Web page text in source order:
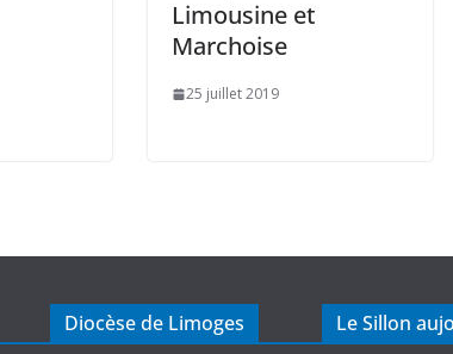
Limousine et
Marchoise
25 juillet 2019
Diocèse de Limoges Le Sillon